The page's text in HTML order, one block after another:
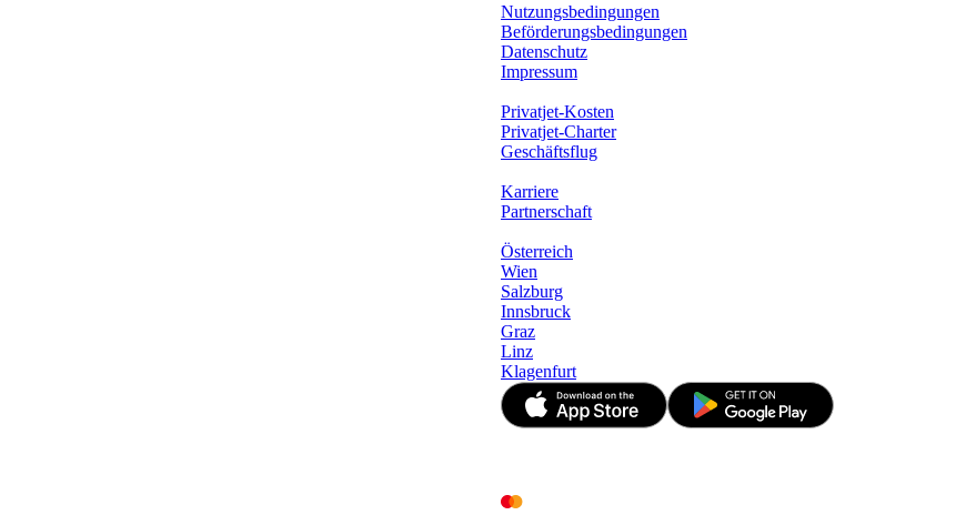
Nutzungsbedingungen
Beförderungsbedingungen
Datenschutz
Impressum
Privatjet-Kosten
Privatjet-Charter
Geschäftsflug
Karriere
Partnerschaft
Österreich
Wien
Salzburg
Innsbruck
Graz
Linz
Klagenfurt